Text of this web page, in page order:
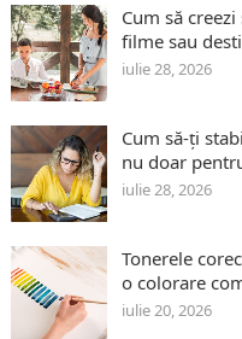
Cum să
filme sau
iulie 28, 2026
Cum să-ți
nu doar
iulie 28, 2026
Tonerele
o colorare
iulie 20, 2026